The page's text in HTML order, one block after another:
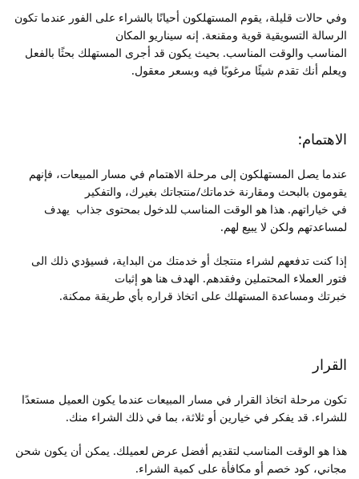
وفي حالات قليلة، يقوم المستهلكون أحيانًا بالشراء على الفور عندما تكون
الرسالة التسويقية قوية ومقنعة. إنه سيناريو المكان
المناسب والوقت المناسب. بحيث يكون قد أجرى المستهلك بحثًا بالفعل
ويعلم أنك تقدم شيئًا مرغوبًا فيه وبسعر معقول.
الاهتمام:
عندما يصل المستهلكون إلى مرحلة الاهتمام في مسار المبيعات، فإنهم
يقومون بالبحث ومقارنة خدماتك/منتجاتك بغيرك، والتفكير
في خياراتهم. هذا هو الوقت المناسب للدخول بمحتوى جذاب يهدف
لمساعدتهم ولكن لا يبيع لهم.
إذا كنت تدفعهم لشراء منتجك أو خدمتك من البداية، فسيؤدي ذلك الى
فتور العملاء المحتملين وفقدهم. الهدف هنا هو إثبات
خبرتك ومساعدة المستهلك على اتخاذ قراره بأي طريقة ممكنة.
القرار
تكون مرحلة اتخاذ القرار في مسار المبيعات عندما يكون العميل مستعدًا
للشراء. قد يفكر في خيارين أو ثلاثة، بما في ذلك الشراء منك.
هذا هو الوقت المناسب لتقديم أفضل عرض لعميلك. يمكن أن يكون شحن
مجاني، كود خصم أو مكافأة على كمية الشراء.